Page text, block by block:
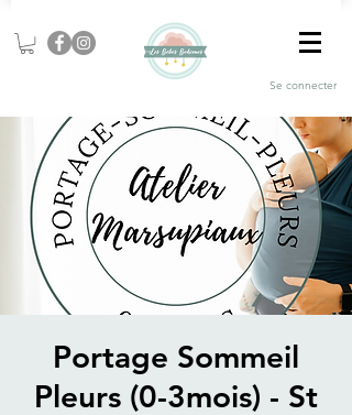
Se connecter
Portage Sommeil
Pleurs (0-3mois) - St